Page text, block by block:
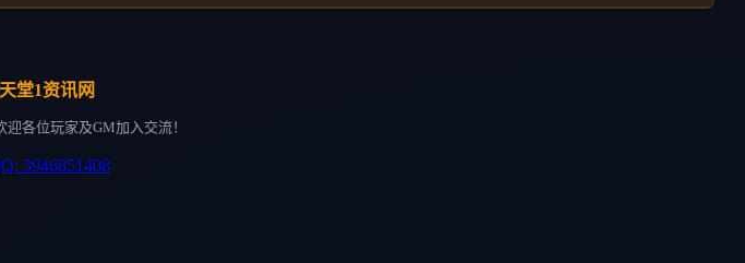
堂1资讯网
各位玩家及GM加入交流！
3946851408